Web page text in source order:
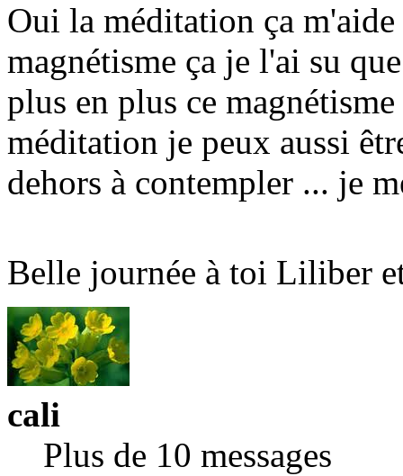
Oui la méditation ça
magnétisme ça je l'ai su
plus en plus ce
méditation je peux aussi
dehors à contempler ... je
Belle journée à toi Liliber
cali
Plus de 10 messages